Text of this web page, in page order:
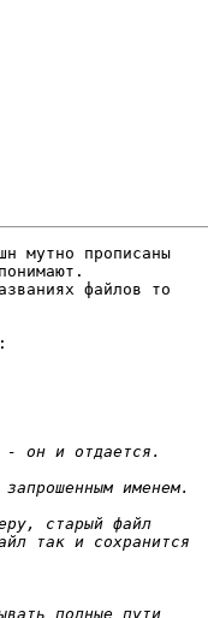
мутно прописаны
файлов то